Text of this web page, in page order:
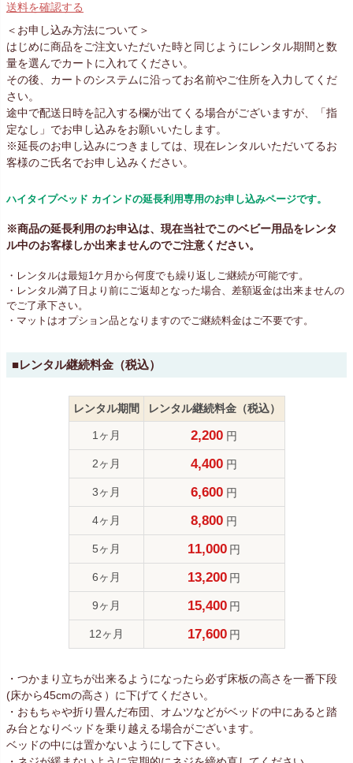
送料を確認する
＜お申し込み方法について＞
はじめに商品をご注文いただいた時と同じようにレンタル期間と数
量を選んでカートに入れてください。
その後、カートのシステムに沿ってお名前やご住所を入力してくだ
さい。
途中で配送日時を記入する欄が出てくる場合がございますが、「指
定なし」でお申し込みをお願いいたします。
※延長のお申し込みにつきましては、現在レンタルいただいてるお
客様のご氏名でお申し込みください。
ハイタイプベッド カインドの延長利用専用のお申し込みページです。
※商品の延長利用のお申込は、現在当社でこのベビー用品をレンタ
ル中のお客様しか出来ませんのでご注意ください。
・レンタルは最短1ケ月から何度でも繰り返しご継続が可能です。
・レンタル満了日より前にご返却となった場合、差額返金は出来ませんの
でご了承下さい。
・マットはオプション品となりますのでご継続料金はご不要です。
■レンタル継続料金（税込）
レンタル期間 レンタル継続料金（税込）
1ヶ月 2,200 円
2ヶ月 4,400 円
3ヶ月 6,600 円
4ヶ月 8,800 円
5ヶ月 11,000 円
6ヶ月 13,200 円
9ヶ月 15,400 円
12ヶ月 17,600 円
・つかまり立ちが出来るようになったら必ず床板の高さを一番下段
(床から45cmの高さ）に下げてください。
・おもちゃや折り畳んだ布団、オムツなどがベッドの中にあると踏
み台となりベッドを乗り越える場合がございます。
ベッドの中には置かないようにして下さい。